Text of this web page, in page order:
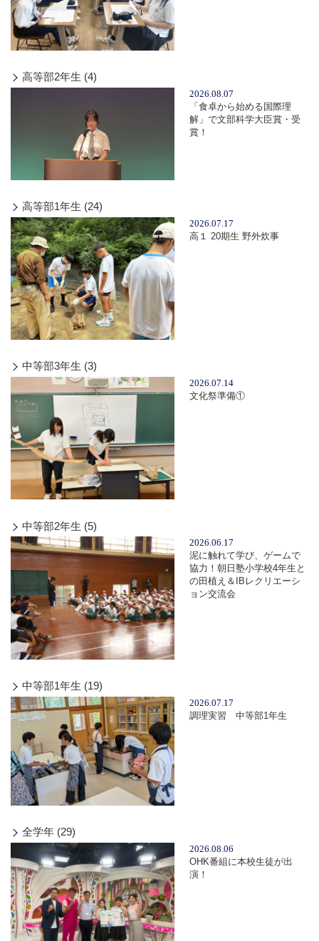
高等部2年生 (4)
2026.08.07
「食卓から始める国際理
解」で文部科学大臣賞・受
賞！
高等部1年生 (24)
2026.07.17
高１ 20期生 野外炊事
中等部3年生 (3)
2026.07.14
文化祭準備①
中等部2年生 (5)
2026.06.17
泥に触れて学び、ゲームで
協力！朝日塾小学校4年生と
の田植え＆IBレクリエーシ
ョン交流会
中等部1年生 (19)
2026.07.17
調理実習 中等部1年生
全学年 (29)
2026.08.06
OHK番組に本校生徒が出
演！